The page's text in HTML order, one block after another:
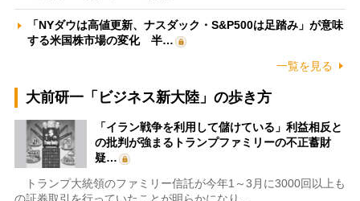
「NYダウは高値更新、ナスダック・S&P500は足踏み」が意味
する米国株市場の変化 半…
一覧を見る
大前研一「ビジネス新大陸」の歩き方
「イラン戦争を利用して儲けている」利益相反と
の批判が強まるトランプファミリーの不正蓄財
疑…
トランプ大統領のファミリー信託が今年1～3月に3000回以上も
の証券取引を行っていたことが明らかになり…